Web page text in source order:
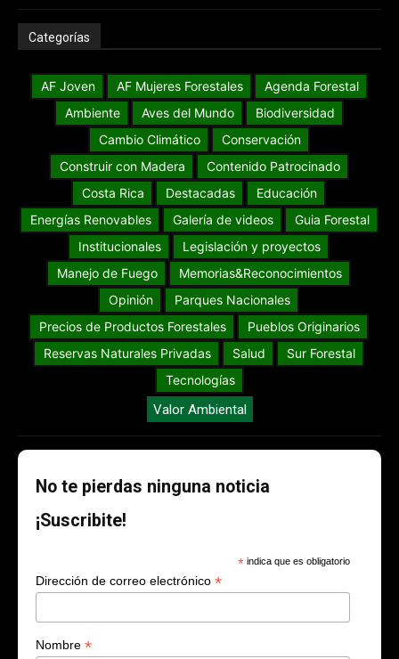
Categorías
AF Joven AF Mujeres Forestales
Agenda Forestal
Ambiente
Aves del Mundo
Biodiversidad
Cambio Climático
Conservación
Construir con Madera
Contenido Patrocinado
Costa Rica
Destacadas
Educación
Energías Renovables
Galería de videos
Guia Forestal
Institucionales
Legislación y proyectos
Manejo de Fuego
Memorias&Reconocimientos
Opinión
Parques Nacionales
Precios de Productos Forestales
Pueblos Originarios
Reservas Naturales Privadas
Salud
Sur Forestal
Tecnologías
Valor Ambiental
No te pierdas ninguna noticia
¡Suscribite!
* indica que es obligatorio
Dirección de correo electrónico *
Nombre *